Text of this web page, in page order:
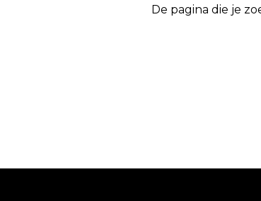
De pagina die je